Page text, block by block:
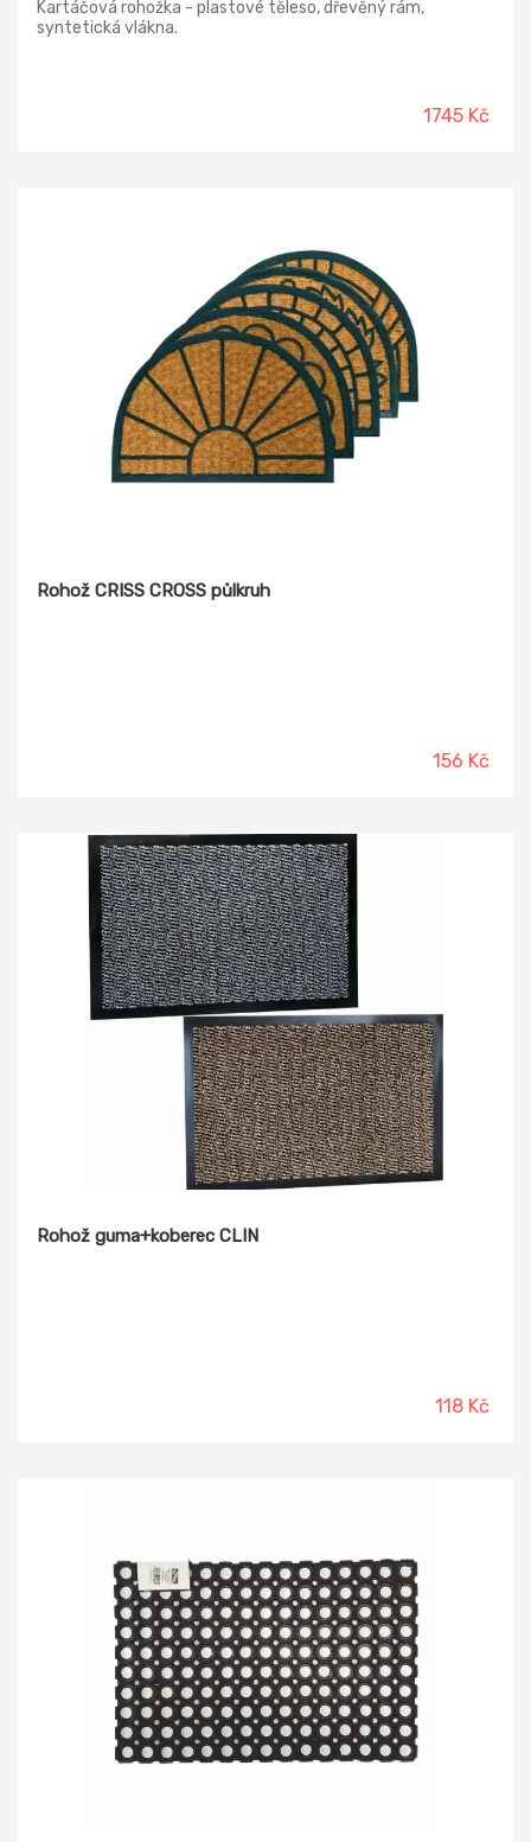
Kartáčová rohožka - plastové těleso, dřevěný rám,
syntetická vlákna.
1745 Kč
Rohož CRISS CROSS půlkruh
156 Kč
Rohož guma+koberec CLIN
118 Kč